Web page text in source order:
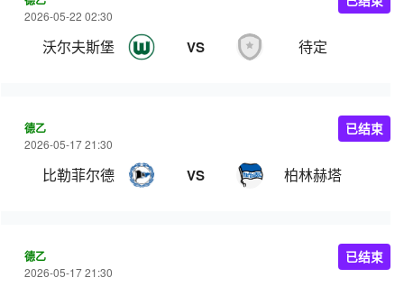
2026-05-22 02:30
沃尔夫斯堡 VS 待定
德乙
2026-05-17 21:30
比勒菲尔德 VS 柏林赫塔
已结束
德乙
2026-05-17 21:30
已结束